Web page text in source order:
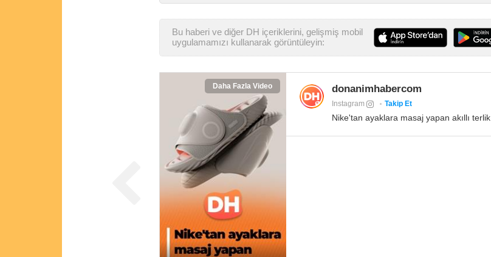
Bu haberi ve diğer DH içeriklerini, gelişmiş mobil
uygulamamızı kullanarak görüntüleyin:
Daha Fazla Video donanimhabercom
Instagram Takip Et
Nike'tan ayaklara masaj yapan akıllı terlik